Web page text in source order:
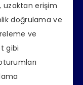
erişim
doğrulama ve
ve
gibi